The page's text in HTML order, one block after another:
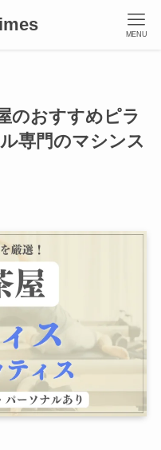
MENU
のおすすめピラ
専門のマシンス